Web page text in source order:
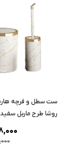
ست سطل و فرچه
روشا طرح ماربل